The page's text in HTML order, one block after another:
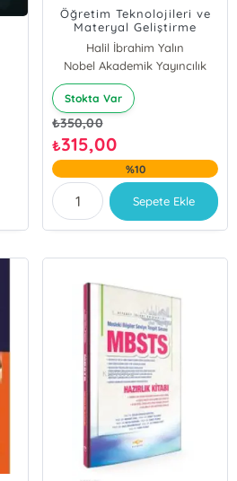
Öğretim Teknolojileri ve
Materyal Geliştirme
Halil İbrahim Yalın
Nobel Akademik Yayıncılık
Stokta Var
₺350,00
₺315,00
%10
Sepete Ekle